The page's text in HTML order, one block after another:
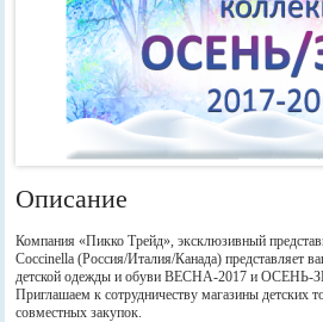
Описание
Компания «Пикко Трейд», эксклюзивный
Coccinella (Россия/Италия/Канада)
детской одежды и обуви ВЕСНА-2017 и ОСЕНЬ-
Приглашаем к сотрудничеству магазины детских
совместных закупок.